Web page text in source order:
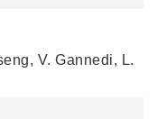
V. Gannedi, L.